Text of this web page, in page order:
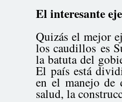
El interesante
Quizás el mejor
los caudillos es
la batuta del
El país está
en el manejo de
salud, la